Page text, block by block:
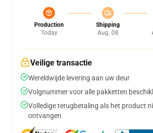
Production
Today
Shipping
Aug. 08
Veilige transactie
Wereldwijde levering aan uw deur
Volgnummer voor alle pakketten
Volledige terugbetaling als het product
ontvangen